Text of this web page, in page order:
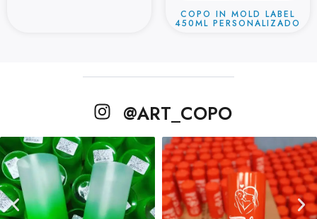
COPO IN MOLD LABEL
450ML PERSONALIZADO
@ART_COPO